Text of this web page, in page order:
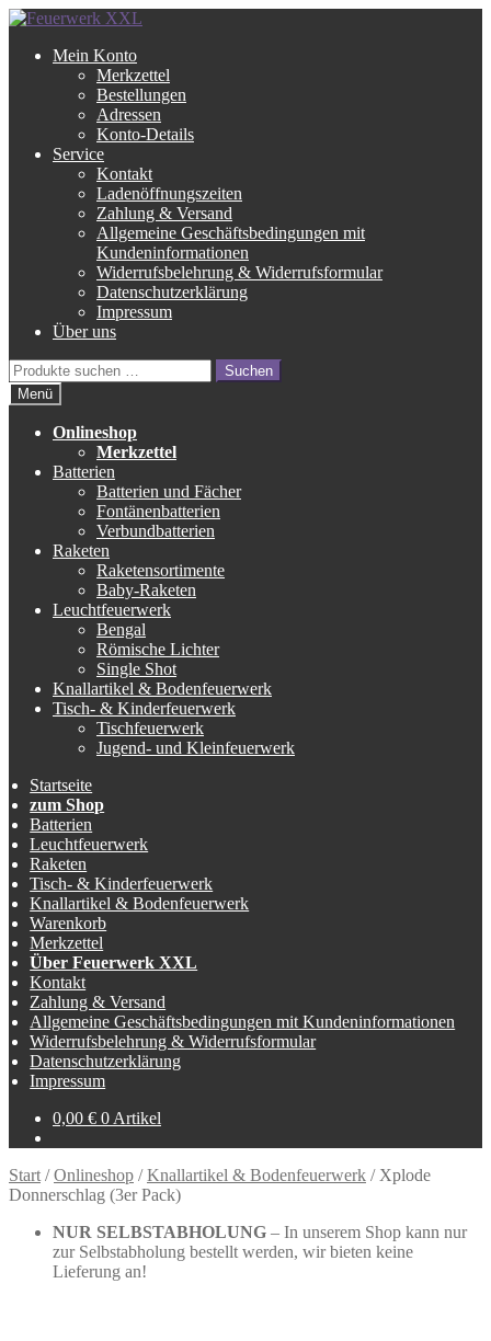
Zur
springen
Zum
springenMein Konto
Merkzettel
Bestellungen
Adressen
Konto-Details
Service
Kontakt
Ladenöffnungszeiten
Zahlung & Versand
Allgemeine Geschäftsbedingungen mit
Kundeninformationen
Widerrufsbelehrung & Widerrufsformular
Datenschutzerklärung
Impressum
Über uns
Suche
nach:
Suchen
Menü
Onlineshop
Merkzettel
Batterien
Batterien und Fächer
Fontänenbatterien
Verbundbatterien
Raketen
Raketensortimente
Baby-Raketen
Leuchtfeuerwerk
Bengal
Römische Lichter
Single Shot
Knallartikel & Bodenfeuerwerk
Tisch- & Kinderfeuerwerk
Tischfeuerwerk
Jugend- und Kleinfeuerwerk
Startseite
zum Shop
Batterien
Leuchtfeuerwerk
Raketen
Tisch- & Kinderfeuerwerk
Knallartikel & Bodenfeuerwerk
Warenkorb
Merkzettel
Über Feuerwerk XXL
Kontakt
Zahlung & Versand
Allgemeine Geschäftsbedingungen mit Kundeninformationen
Widerrufsbelehrung & Widerrufsformular
Datenschutzerklärung
Impressum
0,00 € 0 Artikel
Start /Onlineshop /Knallartikel & Bodenfeuerwerk / Xplode
Donnerschlag (3er Pack)
NUR SELBSTABHOLUNG – In unserem Shop kann nur
zur Selbstabholung bestellt werden, wir bieten keine
Lieferung an!